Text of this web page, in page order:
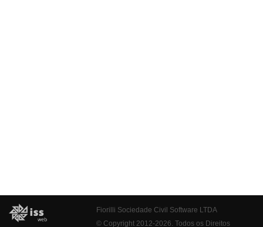
Fiorilli Sociedade Civil Software LTDA
© Copyright 2012-2026. Todos os Direitos